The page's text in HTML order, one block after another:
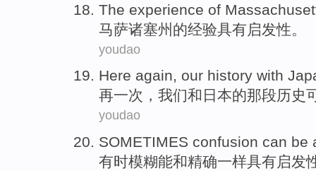
The experience of
马萨诸塞州 的经验具有启发性。
youdao
Here again, our history with
再一次， 我们和 日本的那段历史
youdao
SOMETIMES confusion can be
有时模糊能和精确一样具有启发